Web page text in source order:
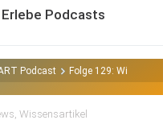
Erlebe Podcasts
Podcast Folge 129: Wilbirg